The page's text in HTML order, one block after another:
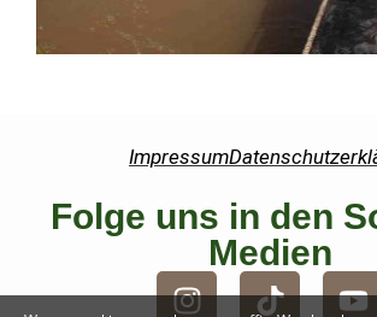
Impressum
Folge uns in den
Medien